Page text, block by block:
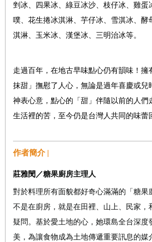
剉冰、四果冰、綠豆冰沙、枝仔冰、雞蛋
噗、花生捲冰淇淋、芋仔冰、雪淇冰、酵
淇淋、玉米冰、漢堡冰、三明治冰等。
走過百年，在地古早味點心仍有韻味！擁
抹甜」撫慰了人心，無論是過年喜慶或兒
神表心意，點心的「甜」伴隨以前的人們
生活裡的苦，至今仍是台灣人共同的味蕾
作者簡介 |
莊雅閔／糖果廚房主理人
對於料理所有面貌都好奇心滿滿的「糖果
不是在廚房，就是在田裡、山上、民家，
疑問。基於愛土地的心，她環島全台深度
美，為讓食物成為土地傳遞重要訊息的媒